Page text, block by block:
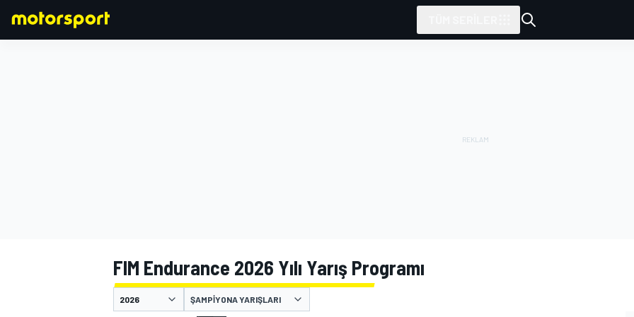
FIM Endurance 2026 Yılı Yarış Programı
ŞAMPIYONA YARIŞLARI